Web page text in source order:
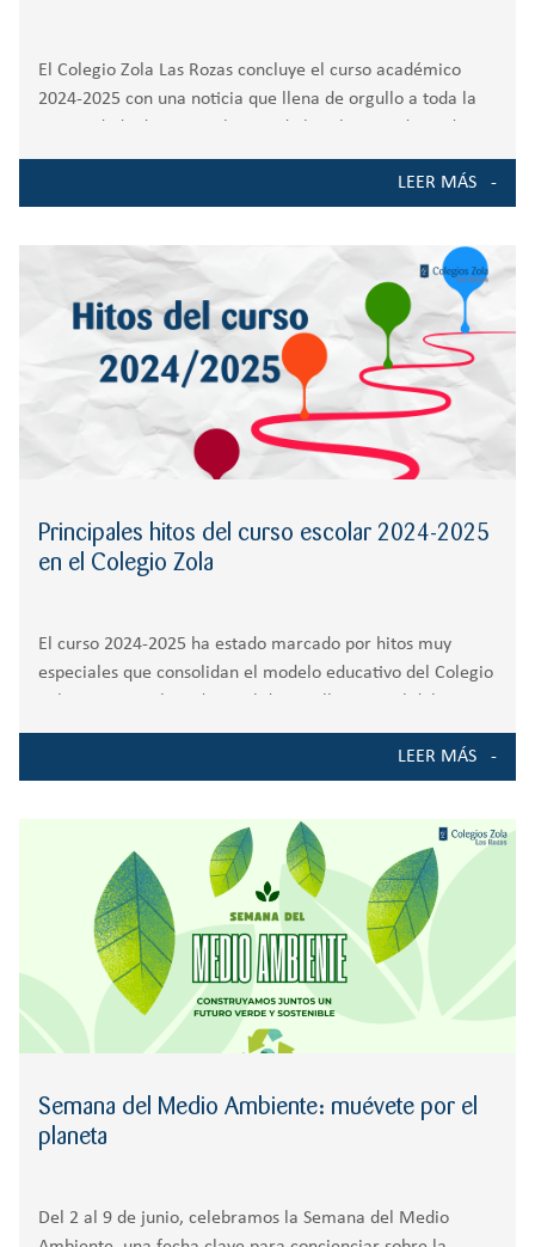
El Colegio Zola Las Rozas concluye el curso académico
2024-2025 con una noticia que llena de orgullo a toda la
Bachillerato ha superado con éxito las pruebas de acceso a
LEER MÁS
Principales hitos del curso escolar 2024-2025
en el Colegio Zola
El curso 2024-2025 ha estado marcado por hitos muy
especiales que consolidan el modelo educativo del Colegio
alumnado a través de pilares como el de pensamiento
LEER MÁS
Semana del Medio Ambiente: muévete por el
planeta
Del 2 al 9 de junio, celebramos la Semana del Medio